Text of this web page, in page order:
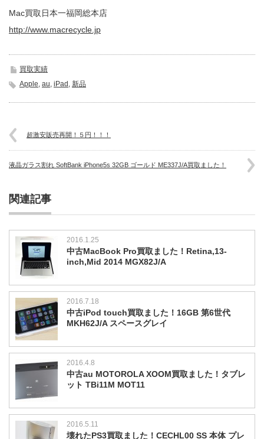
Mac買取日本一福岡総本店
http://www.macrecycle.jp
買取実績
Apple au iPad 新品
超激安販売再開！５円！！！
液晶ガラス割れ SoftBank iPhone5s 32GB ゴールド ME337J/A買取ました！
関連記事
2016.1.25
中古MacBook Pro買取ました！Retina,13-
inch,Mid 2014 MGX82J/A
2016.7.18
中古iPod touch買取ました！16GB 第6世代
MKH62J/A スペースグレイ
2016.4.8
中古au MOTOROLA XOOM買取ました！タブレ
ット TBi11M MOT11
2016.5.11
壊れたPS3買取ました！CECHL00 SS 本体 プレ